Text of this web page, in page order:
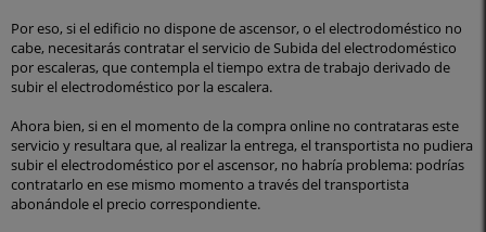
Por eso, si el edificio no dispone de ascensor, o el electrodoméstico no
cabe, necesitarás contratar el servicio de Subida del electrodoméstico
por escaleras, que contempla el tiempo extra de trabajo derivado de
subir el electrodoméstico por la escalera.
Ahora bien, si en el momento de la compra online no contrataras este
servicio y resultara que, al realizar la entrega, el transportista no pudiera
subir el electrodoméstico por el ascensor, no habría problema: podrías
contratarlo en ese mismo momento a través del transportista
abonándole el precio correspondiente.